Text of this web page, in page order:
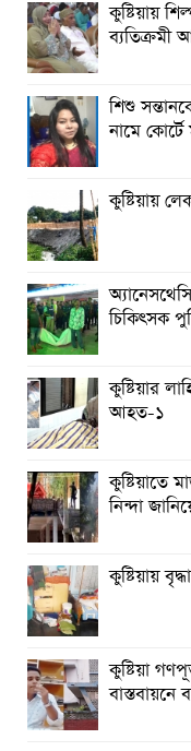
রাঙামাটিতে “ফিরে
শীর্ষক “কথকতা”
ছুটির রাতে খোলা
সমঝোতা স্মারক
ঈশ্বরগঞ্জে প্রাথমিক
কুষ্টিয়ায়
ব্যতিক্রমী
শিশু
নামে
কুষ্টিয়ায়
চিকিৎসক
কুষ্টিয়ার
আহত-১
কুষ্টিয়াতে
নিন্দা
কুষ্টিয়ায়
কুষ্টিয়া
বাস্তবায়নে